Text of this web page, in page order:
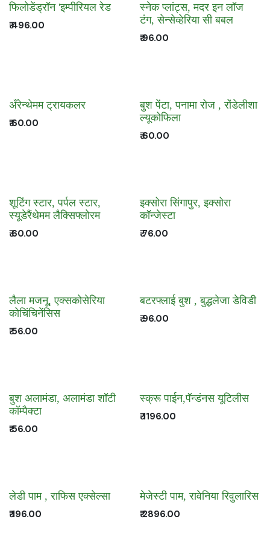
फिलोडेंड्रॉन 'इम्पीरियल रेड
₹496.00
स्नेक प्लांट्स, मदर इन लॉज
टंग, सेन्सेव्हेरिया सी बबल
₹96.00
अँरेन्थेमम ट्रायकलर
₹60.00
बुश पेंटा, पनामा रोज , रोंडेलीशा
ल्यूकोफिला
₹60.00
शूटिंग स्टार, पर्पल स्टार,
स्यूडेरैंथेमम लैक्सिफ्लोरम
₹60.00
इक्सोरा सिंगापुर, इक्सोरा
कॉन्जेस्टा
₹76.00
लैला मजनू, एक्सकोसेरिया
कोचिंचिनेंसिस
₹56.00
बटरफ्लाई बुश , बुद्धलेजा डेविडी
₹96.00
बुश अलामंडा, अलामंडा शॉटी
कॉम्पैक्टा
₹56.00
स्क्रू पाईन,पॅन्डंनस यूटिलीस
₹1196.00
लेडी पाम , राफिस एक्सेल्सा
₹196.00
मेजेस्टी पाम, रावेनिया रिवुलारिस
₹2896.00